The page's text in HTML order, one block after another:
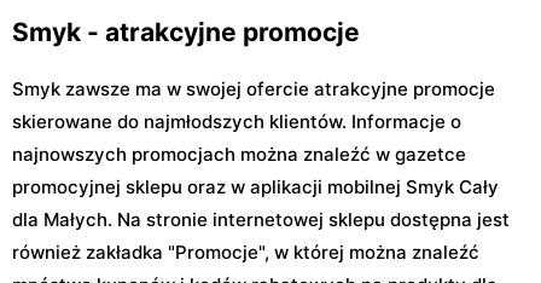
Smyk - atrakcyjne promocje
Smyk zawsze ma w swojej ofercie atrakcyjne promocje
skierowane do najmłodszych klientów. Informacje o
najnowszych promocjach można znaleźć w gazetce
promocyjnej sklepu oraz w aplikacji mobilnej Smyk Cały
dla Małych. Na stronie internetowej sklepu dostępna jest
również zakładka "Promocje", w której można znaleźć